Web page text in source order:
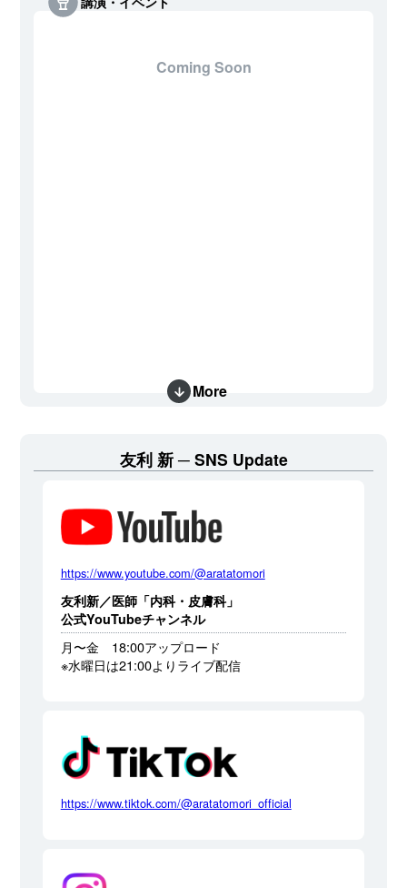
Coming Soon
More
友利 新 SNS Update
https://www.youtube.com/@aratatomori
友利新／医師「内科・皮膚科」
公式YouTubeチャンネル
月〜金 18:00アップロード
※水曜日は21:00よりライブ配信
https://www.tiktok.com/@aratatomori_official